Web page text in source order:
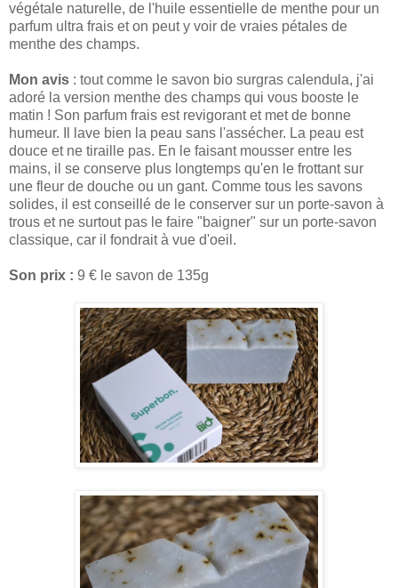
végétale naturelle, de l'huile essentielle de menthe pour un
parfum ultra frais et on peut y voir de vraies pétales de
menthe des champs.
Mon avis : tout comme le savon bio surgras calendula, j'ai
adoré la version menthe des champs qui vous booste le
matin ! Son parfum frais est revigorant et met de bonne
humeur. Il lave bien la peau sans l'assécher. La peau est
douce et ne tiraille pas. En le faisant mousser entre les
mains, il se conserve plus longtemps qu'en le frottant sur
une fleur de douche ou un gant. Comme tous les savons
solides, il est conseillé de le conserver sur un porte-savon à
trous et ne surtout pas le faire "baigner" sur un porte-savon
classique, car il fondrait à vue d'oeil.
Son prix : 9 € le savon de 135g